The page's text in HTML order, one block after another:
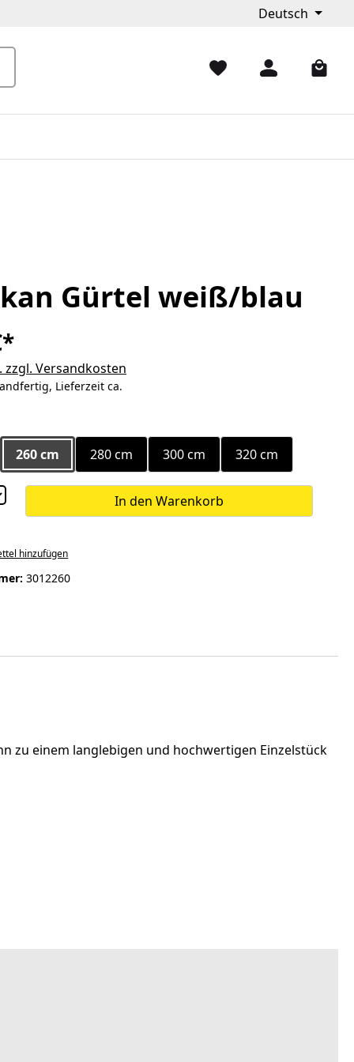
Deutsch
Gürtel weiß/blau
zzgl. Versandkosten
Lieferzeit ca.
260 cm
280 cm 300 cm 320 cm
In den Warenkorb
hinzufügen
3012260
zu einem langlebigen und hochwertigen Einzelstück